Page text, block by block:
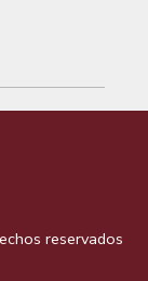
reservados